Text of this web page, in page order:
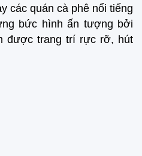
các quán cà phê nổi tiếng
bức hình ấn tượng bởi
được trang trí rực rỡ, hút